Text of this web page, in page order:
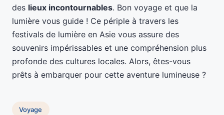
des lieux incontournables. Bon voyage et que la
lumière vous guide ! Ce périple à travers les
festivals de lumière en Asie vous assure des
souvenirs impérissables et une compréhension plus
profonde des cultures locales. Alors, êtes-vous
prêts à embarquer pour cette aventure lumineuse ?
Voyage